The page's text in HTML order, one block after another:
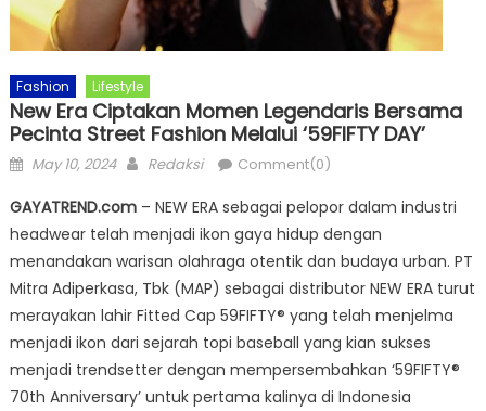
Fashion Lifestyle
New Era Ciptakan Momen Legendaris Bersama
Pecinta Street Fashion Melalui ‘59FIFTY DAY’
Posted
May 10, 2024 Author
Redaksi Comment(0)
GAYATREND.com– NEW ERA sebagai pelopor dalam industri
headwear telah menjadi ikon gaya hidup dengan
menandakan warisan olahraga otentik dan budaya urban. PT
Mitra Adiperkasa, Tbk (MAP) sebagai distributor NEW ERA turut
merayakan lahir Fitted Cap 59FIFTY®️ yang telah menjelma
menjadi ikon dari sejarah topi baseball yang kian sukses
menjadi trendsetter dengan mempersembahkan ‘59FIFTY®️
70th Anniversary’ untuk pertama kalinya di Indonesia